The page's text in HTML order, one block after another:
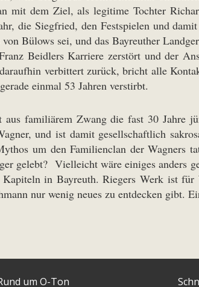
mit dem Ziel, als legitime Tochter
die Siegfried, den Festspielen und
Bülows sei, und das Bayreuther
Beidlers Karriere zerstört und der
verbittert zurück, bricht alle
einmal 53 Jahren verstirbt.
aus familiärem Zwang die fast 30
und ist damit gesellschaftlich
um den Familienclan der Wagners
gelebt? Vielleicht wäre einiges anders
in Bayreuth. Riegers Werk ist für
nur wenig neues zu entdecken gibt.
um O-Ton